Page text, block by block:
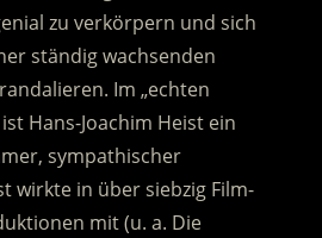
zu verkörpern und sich
ständig wachsenden
Im „echten
Hans-Joachim Heist ein
sympathischer
wirkte in über siebzig Film-
mit (u. a. Die